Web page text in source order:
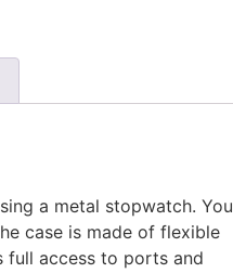
a metal stopwatch. You
case is made of flexible
full access to ports and